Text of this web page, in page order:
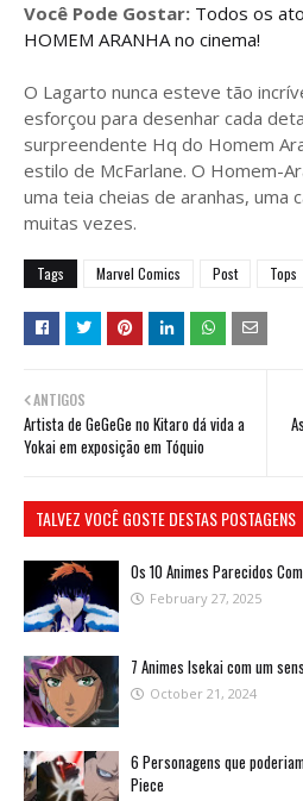
Você Pode Gostar: Todos os
HOMEM ARANHA no cinema!
O Lagarto nunca esteve tão
esforçou para desenhar cada
surpreendente Hq do Homem
estilo de McFarlane. O Homem-
uma teia cheias de aranhas, uma
muitas vezes.
Tags Marvel Comics Post Tops
ANTIGOS
Artista de GeGeGe no Kitaro dá vida a
Yokai em exposição em Tóquio
TALVEZ VOCÊ GOSTE DESTAS POSTAGENS
Os 10 Animes Parecidos
February 27, 2025
7 Animes Isekai com um
October 21, 2024
6 Personagens que
Piece